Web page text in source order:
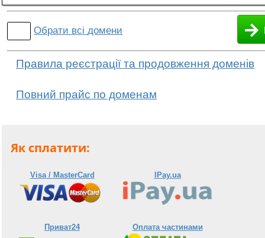
Обрати всідомени
Правила реєстрації та продовження доменів
Повний прайс по доменам
Як сплатити:
Visa / MasterCard IPay.ua
Приват24 Оплата частинами